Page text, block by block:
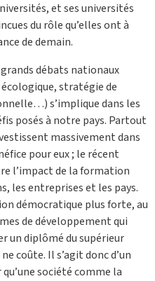
et ses universités
du rôle qu’elles ont à
de demain.
débats nationaux
stratégie de
s’implique dans les
posés à notre pays. Partout
massivement dans
pour eux ; le récent
l’impact de la formation
les entreprises et les pays.
démocratique plus forte, au
de développement qui
un diplômé du supérieur
coûte. Il s’agit donc d’un
société comme la